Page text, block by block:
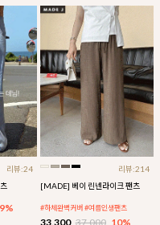
리뷰:24
리뷰:214
[MADE] 베이 린넨라이크 팬츠
#하체완벽커버 #여름인생팬츠
33,300 37,000 10%